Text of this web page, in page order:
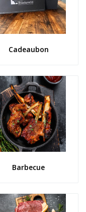
Cadeaubon
Barbecue